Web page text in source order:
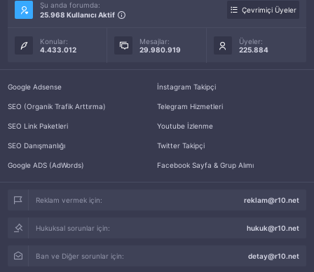
Şu anda forumda:
25.968 Kullanıcı Aktif
Çevrimiçi Üyeler
Konular:
4.433.012
Mesajlar:
29.980.919
Üyeler:
225.884
Google Adsense
SEO (Organik Trafik Arttırma)
SEO Link Paketleri
SEO Danışmanlığı
Google ADS (AdWords)
İnstagram Takipçi
Telegram Hizmetleri
Youtube İzlenme
Twitter Takipçi
Facebook Sayfa & Grup Alımı
Reklam vermek için: reklam@r10.net
Hukuksal sorunlar için: hukuk@r10.net
Ban ve Diğer sorunlar için: detay@r10.net